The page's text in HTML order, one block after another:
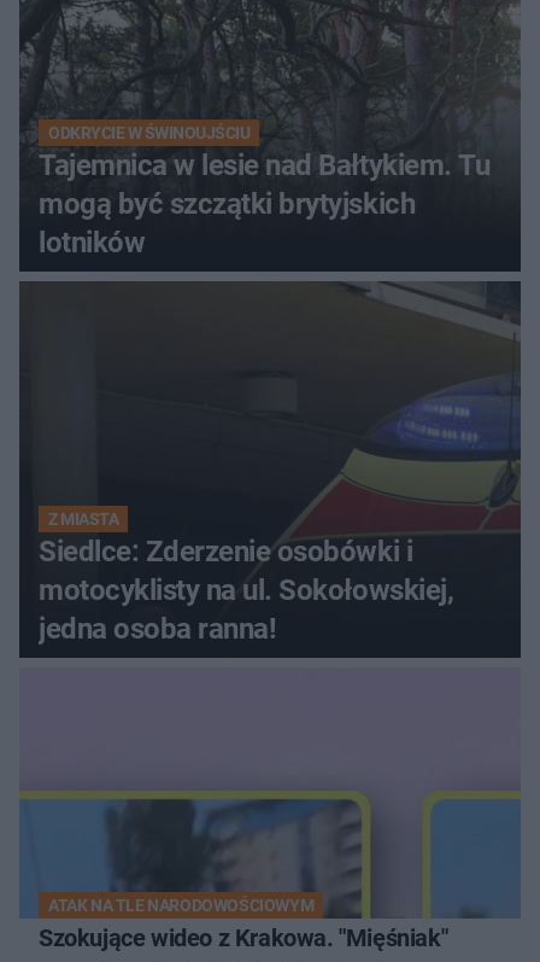
ODKRYCIE W ŚWINOUJŚCIU
Tajemnica w lesie nad Bałtykiem. Tu
mogą być szczątki brytyjskich
lotników
Z MIASTA
Siedlce: Zderzenie osobówki i
motocyklisty na ul. Sokołowskiej,
jedna osoba ranna!
ATAK NA TLE NARODOWOŚCIOWYM
Szokujące wideo z Krakowa. "Mięśniak"